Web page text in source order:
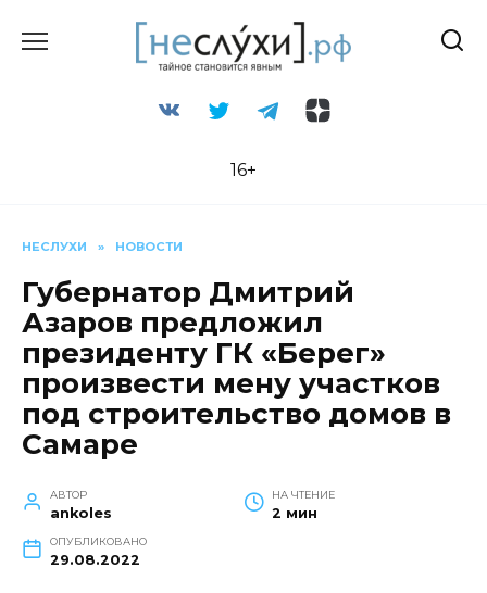
16+
НЕСЛУХИ » НОВОСТИ
Губернатор Дмитрий
Азаров предложил
президенту ГК «Берег»
произвести мену участков
под строительство домов в
Самаре
АВТОР
ankoles
НА ЧТЕНИЕ
2 мин
ОПУБЛИКОВАНО
29.08.2022